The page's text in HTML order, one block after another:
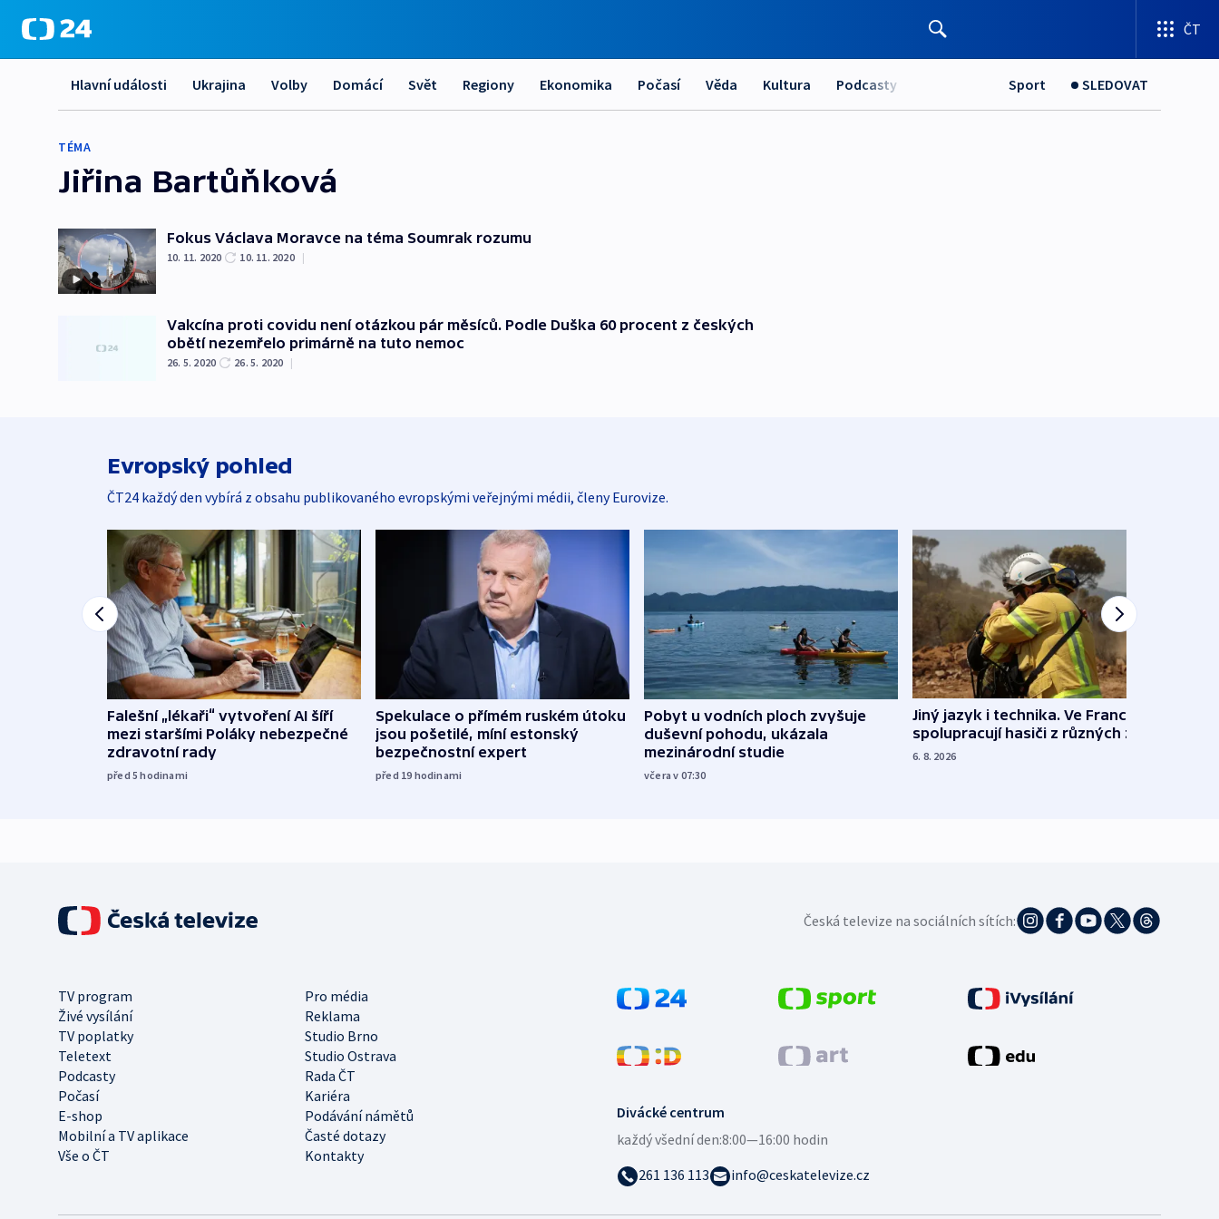
ČT
Hlavní události Ukrajina Volby Domácí Svět Regiony Ekonomika Počasí Věda Kultura Podcasty Sport SLEDOVAT
TÉMA
Jiřina Bartůňková
Fokus Václava Moravce na téma Soumrak rozumu
10. 11. 2020 10. 11. 2020 |
Vakcína proti covidu není otázkou pár měsíců. Podle Duška 60 procent z českých
obětí nezemřelo primárně na tuto nemoc
26. 5. 2020 26. 5. 2020 |
Evropský pohled
ČT24 každý den vybírá z obsahu publikovaného evropskými veřejnými médii, členy Eurovize.
Falešní „lékaři“ vytvoření AI šíří
mezi staršími Poláky nebezpečné
zdravotní rady
před 5hodinami
Spekulace o přímém ruském útoku
jsou pošetilé, míní estonský
bezpečnostní expert
před 19 hodinami
Pobyt u vodních ploch zvyšuje
duševní pohodu, ukázala
mezinárodní studie
včera v 07:30
Jiný jazyk i technika. Ve Francii
spolupracují hasiči z různých zemí
6. 8. 2026
Česká televize na sociálních sítích:
TV program
Pro média
Živé vysílání
Reklama
TV poplatky
Studio Brno
Teletext
Studio Ostrava
Podcasty
Rada ČT
Počasí
Kariéra
E-shop
Podávání námětů
Mobilní a TV aplikace
Časté dotazy
Vše o ČT
Kontakty
Divácké centrum
každý všední den:8:00—16:00 hodin
261 136 113
info@ceskatelevize.cz